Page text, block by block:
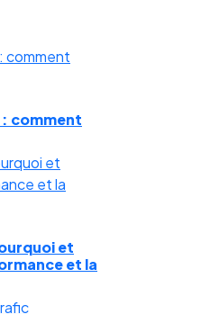
comment
et
et la